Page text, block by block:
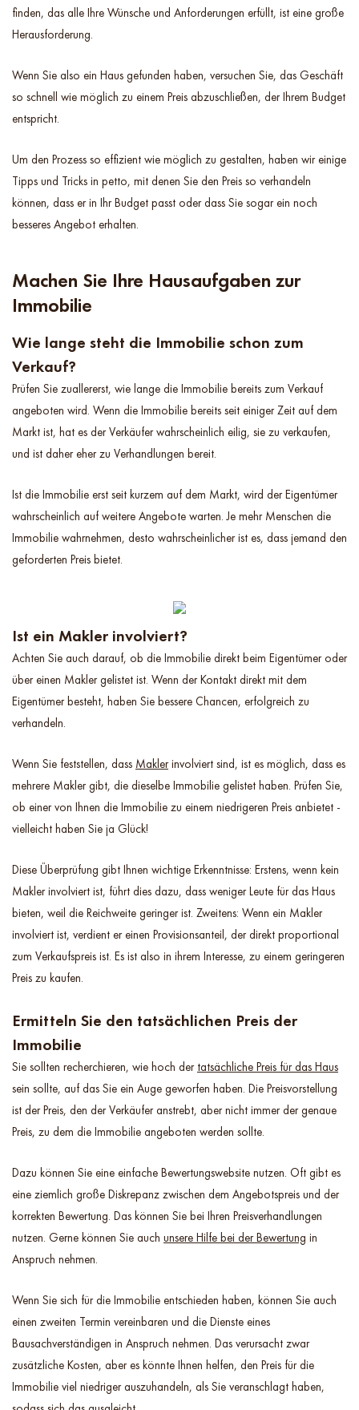
finden, das alle Ihre Wünsche und Anforderungen erfüllt, ist eine große
Herausforderung.
Wenn Sie also ein Haus gefunden haben, versuchen Sie, das Geschäft
so schnell wie möglich zu einem Preis abzuschließen, der Ihrem Budget
entspricht.
Um den Prozess so effizient wie möglich zu gestalten, haben wir einige
Tipps und Tricks in petto, mit denen Sie den Preis so verhandeln
können, dass er in Ihr Budget passt oder dass Sie sogar ein noch
besseres Angebot erhalten.
Machen Sie Ihre Hausaufgaben zur
Immobilie
Wie lange steht die Immobilie schon zum
Verkauf?
Prüfen Sie zuallererst, wie lange die Immobilie bereits zum Verkauf
angeboten wird. Wenn die Immobilie bereits seit einiger Zeit auf dem
Markt ist, hat es der Verkäufer wahrscheinlich eilig, sie zu verkaufen,
und ist daher eher zu Verhandlungen bereit.
Ist die Immobilie erst seit kurzem auf dem Markt, wird der Eigentümer
wahrscheinlich auf weitere Angebote warten. Je mehr Menschen die
Immobilie wahrnehmen, desto wahrscheinlicher ist es, dass jemand den
geforderten Preis bietet.
Ist ein Makler involviert?
Achten Sie auch darauf, ob die Immobilie direkt beim Eigentümer oder
über einen Makler gelistet ist. Wenn der Kontakt direkt mit dem
Eigentümer besteht, haben Sie bessere Chancen, erfolgreich zu
verhandeln.
Wenn Sie feststellen, dass Maklerinvolviert sind, ist es möglich, dass es
mehrere Makler gibt, die dieselbe Immobilie gelistet haben. Prüfen Sie,
ob einer von Ihnen die Immobilie zu einem niedrigeren Preis anbietet -
vielleicht haben Sie ja Glück!
Diese Überprüfung gibt Ihnen wichtige Erkenntnisse: Erstens, wenn kein
Makler involviert ist, führt dies dazu, dass weniger Leute für das Haus
bieten, weil die Reichweite geringer ist. Zweitens: Wenn ein Makler
involviert ist, verdient er einen Provisionsanteil, der direkt proportional
zum Verkaufspreis ist. Es ist also in ihrem Interesse, zu einem geringeren
Preis zu kaufen.
Ermitteln Sie den tatsächlichen Preis der
Immobilie
Sie sollten recherchieren, wie hoch der tatsächliche Preis für das Haus
sein sollte, auf das Sie ein Auge geworfen haben. Die Preisvorstellung
ist der Preis, den der Verkäufer anstrebt, aber nicht immer der genaue
Preis, zu dem die Immobilie angeboten werden sollte.
Dazu können Sie eine einfache Bewertungswebsite nutzen. Oft gibt es
eine ziemlich große Diskrepanz zwischen dem Angebotspreis und der
korrekten Bewertung. Das können Sie bei Ihren Preisverhandlungen
nutzen. Gerne können Sie auch unsere Hilfe bei der Bewertung in
Anspruch nehmen.
Wenn Sie sich für die Immobilie entschieden haben, können Sie auch
einen zweiten Termin vereinbaren und die Dienste eines
Bausachverständigen in Anspruch nehmen. Das verursacht zwar
zusätzliche Kosten, aber es könnte Ihnen helfen, den Preis für die
Immobilie viel niedriger auszuhandeln, als Sie veranschlagt haben,